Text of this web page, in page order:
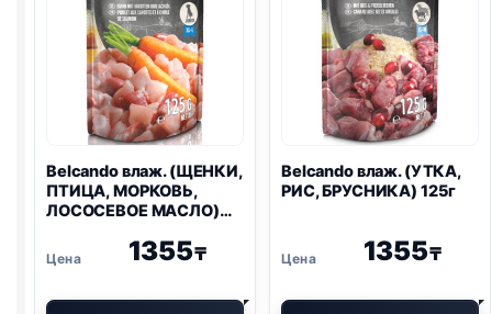
Belcando влаж. (ЩЕНКИ,
ПТИЦА, МОРКОВЬ,
ЛОСОСЕВОЕ МАСЛО)
1355₸
Belcando влаж. (УТКА,
РИС, БРУСНИКА) 125г
1355₸